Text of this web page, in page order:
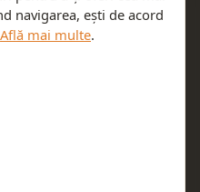
navigarea, ești de acord
Află mai multe.